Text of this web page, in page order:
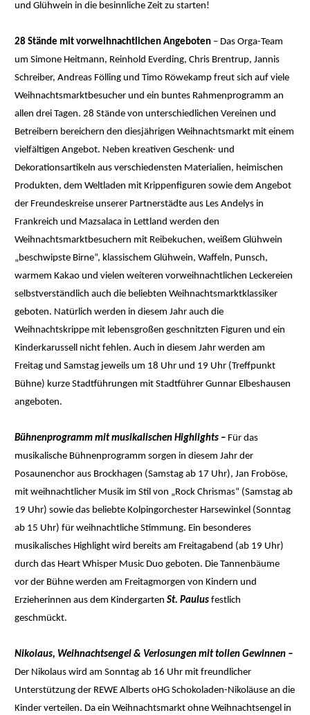
und Glühwein in die besinnliche Zeit zu starten!
28 Stände mit vorweihnachtlichen Angeboten – Das Orga-Team
um Simone Heitmann, Reinhold Everding, Chris Brentrup, Jannis
Schreiber, Andreas Fölling und Timo Röwekamp freut sich auf viele
Weihnachtsmarktbesucher und ein buntes Rahmenprogramm an
allen drei Tagen. 28 Stände von unterschiedlichen Vereinen und
Betreibern bereichern den diesjährigen Weihnachtsmarkt mit einem
vielfältigen Angebot. Neben kreativen Geschenk- und
Dekorationsartikeln aus verschiedensten Materialien, heimischen
Produkten, dem Weltladen mit Krippenfiguren sowie dem Angebot
der Freundeskreise unserer Partnerstädte aus Les Andelys in
Frankreich und Mazsalaca in Lettland werden den
Weihnachtsmarktbesuchern mit Reibekuchen, weißem Glühwein
„beschwipste Birne“, klassischem Glühwein, Waffeln, Punsch,
warmem Kakao und vielen weiteren vorweihnachtlichen Leckereien
selbstverständlich auch die beliebten Weihnachtsmarktklassiker
geboten. Natürlich werden in diesem Jahr auch die
Weihnachtskrippe mit lebensgroßen geschnitzten Figuren und ein
Kinderkarussell nicht fehlen. Auch in diesem Jahr werden am
Freitag und Samstag jeweils um 18 Uhr und 19 Uhr (Treffpunkt
Bühne) kurze Stadtführungen mit Stadtführer Gunnar Elbeshausen
angeboten.
Bühnenprogramm mit musikalischen Highlights – Für das
musikalische Bühnenprogramm sorgen in diesem Jahr der
Posaunenchor aus Brockhagen (Samstag ab 17 Uhr), Jan Froböse,
mit weihnachtlicher Musik im Stil von „Rock Chrismas“ (Samstag ab
19 Uhr) sowie das beliebte Kolpingorchester Harsewinkel (Sonntag
ab 15 Uhr) für weihnachtliche Stimmung. Ein besonderes
musikalisches Highlight wird bereits am Freitagabend (ab 19 Uhr)
durch das Heart Whisper Music Duo geboten. Die Tannenbäume
vor der Bühne werden am Freitagmorgen von Kindern und
Erzieherinnen aus dem KindergartenSt. Paulusfestlich
geschmückt.
Nikolaus, Weihnachtsengel & Verlosungen mit tollen Gewinnen –
Der Nikolaus wird am Sonntag ab 16 Uhr mit freundlicher
Unterstützung der REWE Alberts oHG Schokoladen-Nikoläuse an die
Kinder verteilen. Da ein Weihnachtsmarkt ohne Weihnachtsengel in